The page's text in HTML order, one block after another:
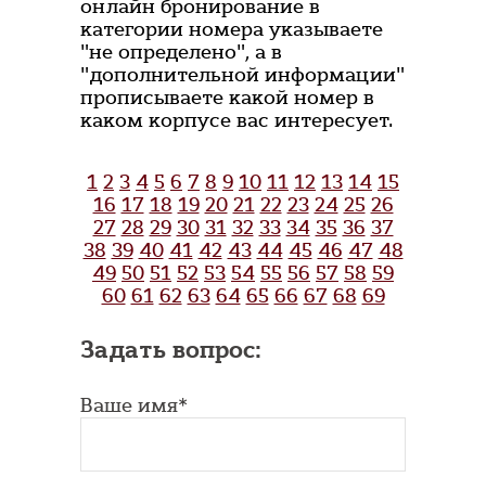
онлайн бронирование в
категории номера указываете
"не определено", а в
"дополнительной информации"
прописываете какой номер в
каком корпусе вас интересует.
1 2 3 4 5 6 7 8 9 10 11 12 13 14 15
16 17 18 19 20 21 22 23 24 25 26
27 28 29 30 31 32 33 34 35 36 37
38 39 40 41 42 43 44 45 46 47 48
49 50 51 52 53 54 55 56 57 58 59
60 61 62 63 64 65 66 67 68 69
Задать вопрос:
Ваше имя*